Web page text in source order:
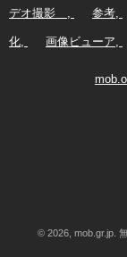
デオ撮影 参考
化 画像ビューア
© 2026, mob.gr.jp.